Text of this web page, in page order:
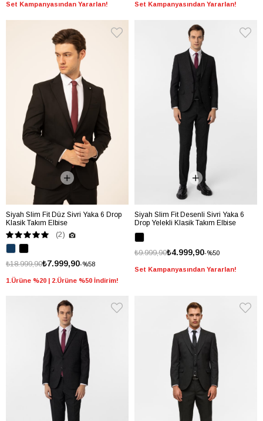
Set Kampanyasından Yararlan! Set Kampanyasından Yararlan!
Siyah Slim Fit Düz Sivri Yaka 6 Drop
Klasik Takım Elbise
(2)
%58
₺7.999,90
₺18.999,90
1.Ürüne %20 | 2.Ürüne %50 İndirim!
Siyah Slim Fit Desenli Sivri Yaka 6
Drop Yelekli Klasik Takım Elbise
%50
₺4.999,90
₺9.999,90
Set Kampanyasından Yararlan!